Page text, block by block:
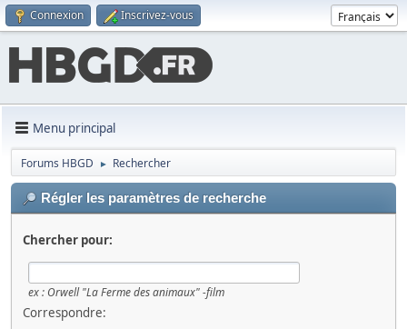
Connexion Inscrivez-vous
Menu principal
Forums HBGD ► Rechercher
Régler les paramètres de recherche
Chercher pour:
ex : Orwell "La Ferme des animaux" -film
Correspondre: